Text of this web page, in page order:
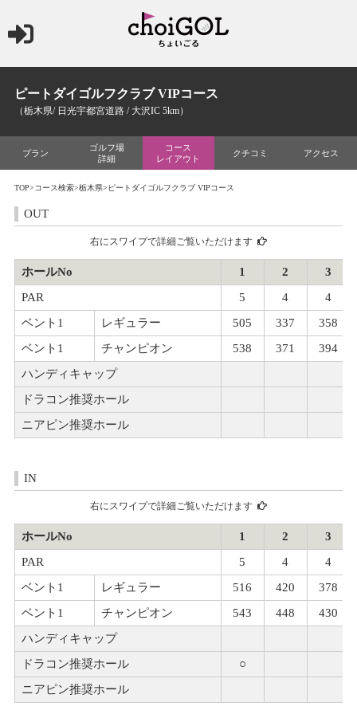
ピートダイゴルフクラブ VIPコース
（栃木県/ 日光宇都宮道路 / 大沢IC 5km）
プラン
ゴルフ場
詳細
コース
レイアウト
クチコミ アクセス
TOP>コース検索>栃木県>ピートダイゴルフクラブ VIPコース
OUT
右にスワイプで詳細ご覧いただけます
ホールNo 1 2
3
PAR
5 4
4
ベント1
レギュラー 505 337
358
ベント1
チャンピオン 538 371
394
ハンディキャップ
ドラコン推奨ホール
ニアピン推奨ホール
IN
右にスワイプで詳細ご覧いただけます
ホールNo 1 2
3
PAR
5 4
4
ベント1
レギュラー 516 420
378
ベント1
チャンピオン 543 448
430
ハンディキャップ
ドラコン推奨ホール
○
ニアピン推奨ホール